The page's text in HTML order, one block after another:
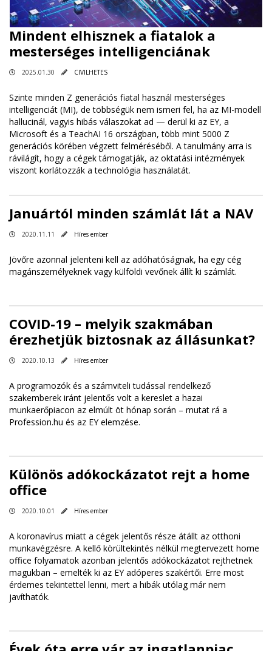
Mindent elhisznek a fiatalok a
mesterséges intelligenciának
2025.01.30 CIVILHETES
Szinte minden Z generációs fiatal használ mesterséges
intelligenciát (MI), de többségük nem ismeri fel, ha az MI-modell
hallucinál, vagyis hibás válaszokat ad — derül ki az EY, a
Microsoft és a TeachAI 16 országban, több mint 5000 Z
generációs körében végzett felméréséből. A tanulmány arra is
rávilágít, hogy a cégek támogatják, az oktatási intézmények
viszont korlátozzák a technológia használatát.
Januártól minden számlát lát a NAV
2020.11.11 Híres ember
Jövőre azonnal jelenteni kell az adóhatóságnak, ha egy cég
magánszemélyeknek vagy külföldi vevőnek állít ki számlát.
COVID-19 – melyik szakmában
érezhetjük biztosnak az állásunkat?
2020.10.13 Híres ember
A programozók és a számviteli tudással rendelkező
szakemberek iránt jelentős volt a kereslet a hazai
munkaerőpiacon az elmúlt öt hónap során – mutat rá a
Profession.hu és az EY elemzése.
Különös adókockázatot rejt a home
office
2020.10.01 Híres ember
A koronavírus miatt a cégek jelentős része átállt az otthoni
munkavégzésre. A kellő körültekintés nélkül megtervezett home
office folyamatok azonban jelentős adókockázatot rejthetnek
magukban – emelték ki az EY adóperes szakértői. Erre most
érdemes tekintettel lenni, mert a hibák utólag már nem
javíthatók.